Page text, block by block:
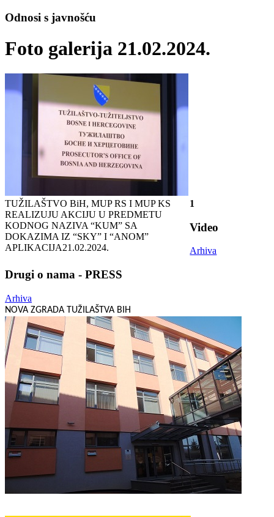
Odnosi s javnošću
Foto galerija 21.02.2024.
TUŽILAŠTVO BiH, MUP RS I MUP KS
REALIZUJU AKCIJU U PREDMETU
KODNOG NAZIVA “KUM” SA
DOKAZIMA IZ “SKY” I “ANOM”
APLIKACIJA21.02.2024.
1
Video
Arhiva
Drugi o nama - PRESS
Arhiva
NOVA ZGRADA TUŽILAŠTVA BIH